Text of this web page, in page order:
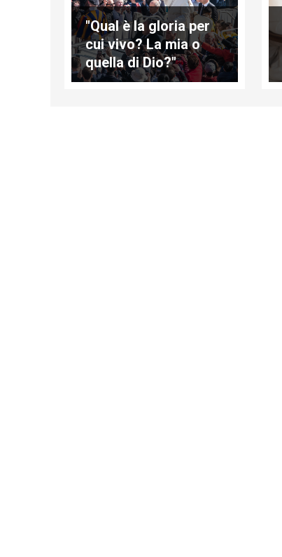
"Qual è la gloria per
cui vivo? La mia o
quella di Dio?"